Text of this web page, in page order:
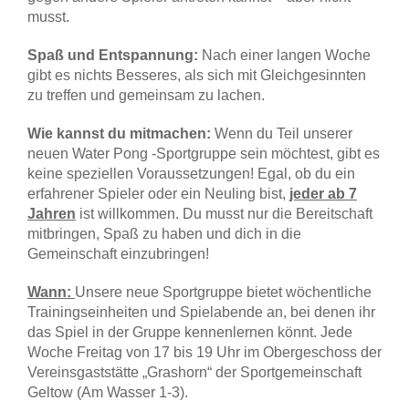
musst.
Spaß und Entspannung: Nach einer langen Woche
gibt es nichts Besseres, als sich mit Gleichgesinnten
zu treffen und gemeinsam zu lachen.
Wie kannst du mitmachen: Wenn du Teil unserer
neuen Water Pong -Sportgruppe sein möchtest, gibt es
keine speziellen Voraussetzungen! Egal, ob du ein
erfahrener Spieler oder ein Neuling bist, jeder ab 7
Jahren ist willkommen. Du musst nur die Bereitschaft
mitbringen, Spaß zu haben und dich in die
Gemeinschaft einzubringen!
Wann: Unsere neue Sportgruppe bietet wöchentliche
Trainingseinheiten und Spielabende an, bei denen ihr
das Spiel in der Gruppe kennenlernen könnt. Jede
Woche Freitag von 17 bis 19 Uhr im Obergeschoss der
Vereinsgaststätte „Grashorn“ der Sportgemeinschaft
Geltow (Am Wasser 1-3).